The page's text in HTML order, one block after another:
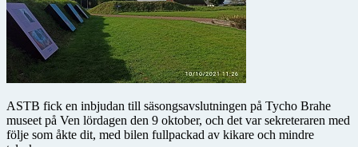
ASTB fick en inbjudan till säsongsavslutningen på Tycho Brahe
museet på Ven lördagen den 9 oktober, och det var sekreteraren med
följe som åkte dit, med bilen fullpackad av kikare och mindre